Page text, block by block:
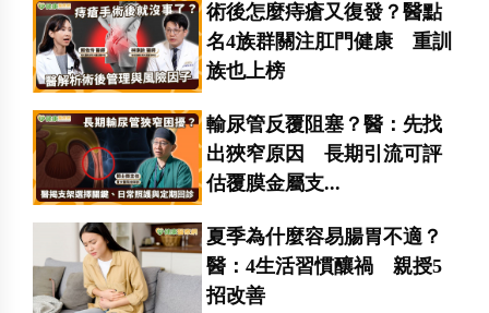
術後怎麼痔瘡又復發？醫點
名4族群關注肛門健康 重訓
族也上榜
輸尿管反覆阻塞？醫：先找
出狹窄原因 長期引流可評
估覆膜金屬支...
夏季為什麼容易腸胃不適？
醫：4生活習慣釀禍 親授5
招改善